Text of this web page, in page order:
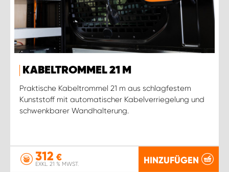
KABELTROMMEL 21 M
Praktische Kabeltrommel 21 m aus schlagfestem
Kunststoff mit automatischer Kabelverriegelung und
schwenkbarer Wandhalterung.
312 €
EXKL. 21 % MWST. HINZUFÜGEN